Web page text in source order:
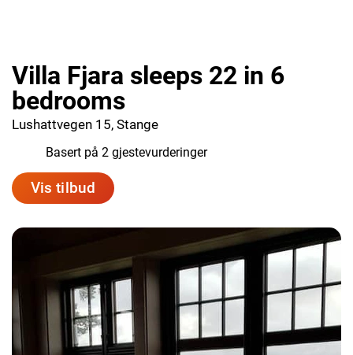
Villa Fjara sleeps 22 in 6
bedrooms
Lushattvegen 15, Stange
Basert på 2 gjestevurderinger
Vis tilbud